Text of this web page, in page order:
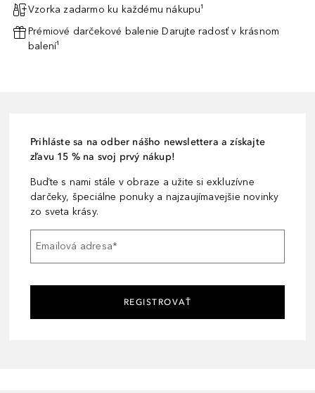
Vzorka zadarmo ku každému nákupu¹
Prémiové darčekové balenie Darujte radosť v krásnom
balení¹
Prihláste sa na odber nášho newslettera a získajte
zľavu 15 % na svoj prvý nákup!
Buďte s nami stále v obraze a užite si exkluzívne
darčeky, špeciálne ponuky a najzaujímavejšie novinky
zo sveta krásy.
Emailová adresa*
REGISTROVAŤ